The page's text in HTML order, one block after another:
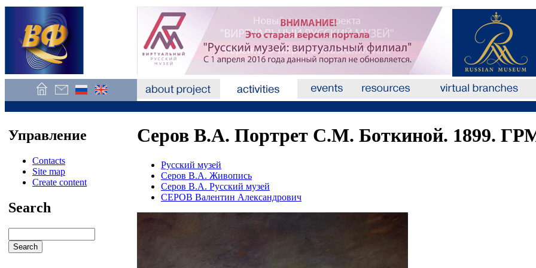
Управление
Contacts
Site map
Create content
Search
Серов В.А. Портрет С.М. Боткиной. 1899.
Русский музей
Серов В.А. Живопись
Серов В.А. Русский музей
СЕРОВ Валентин Александрович